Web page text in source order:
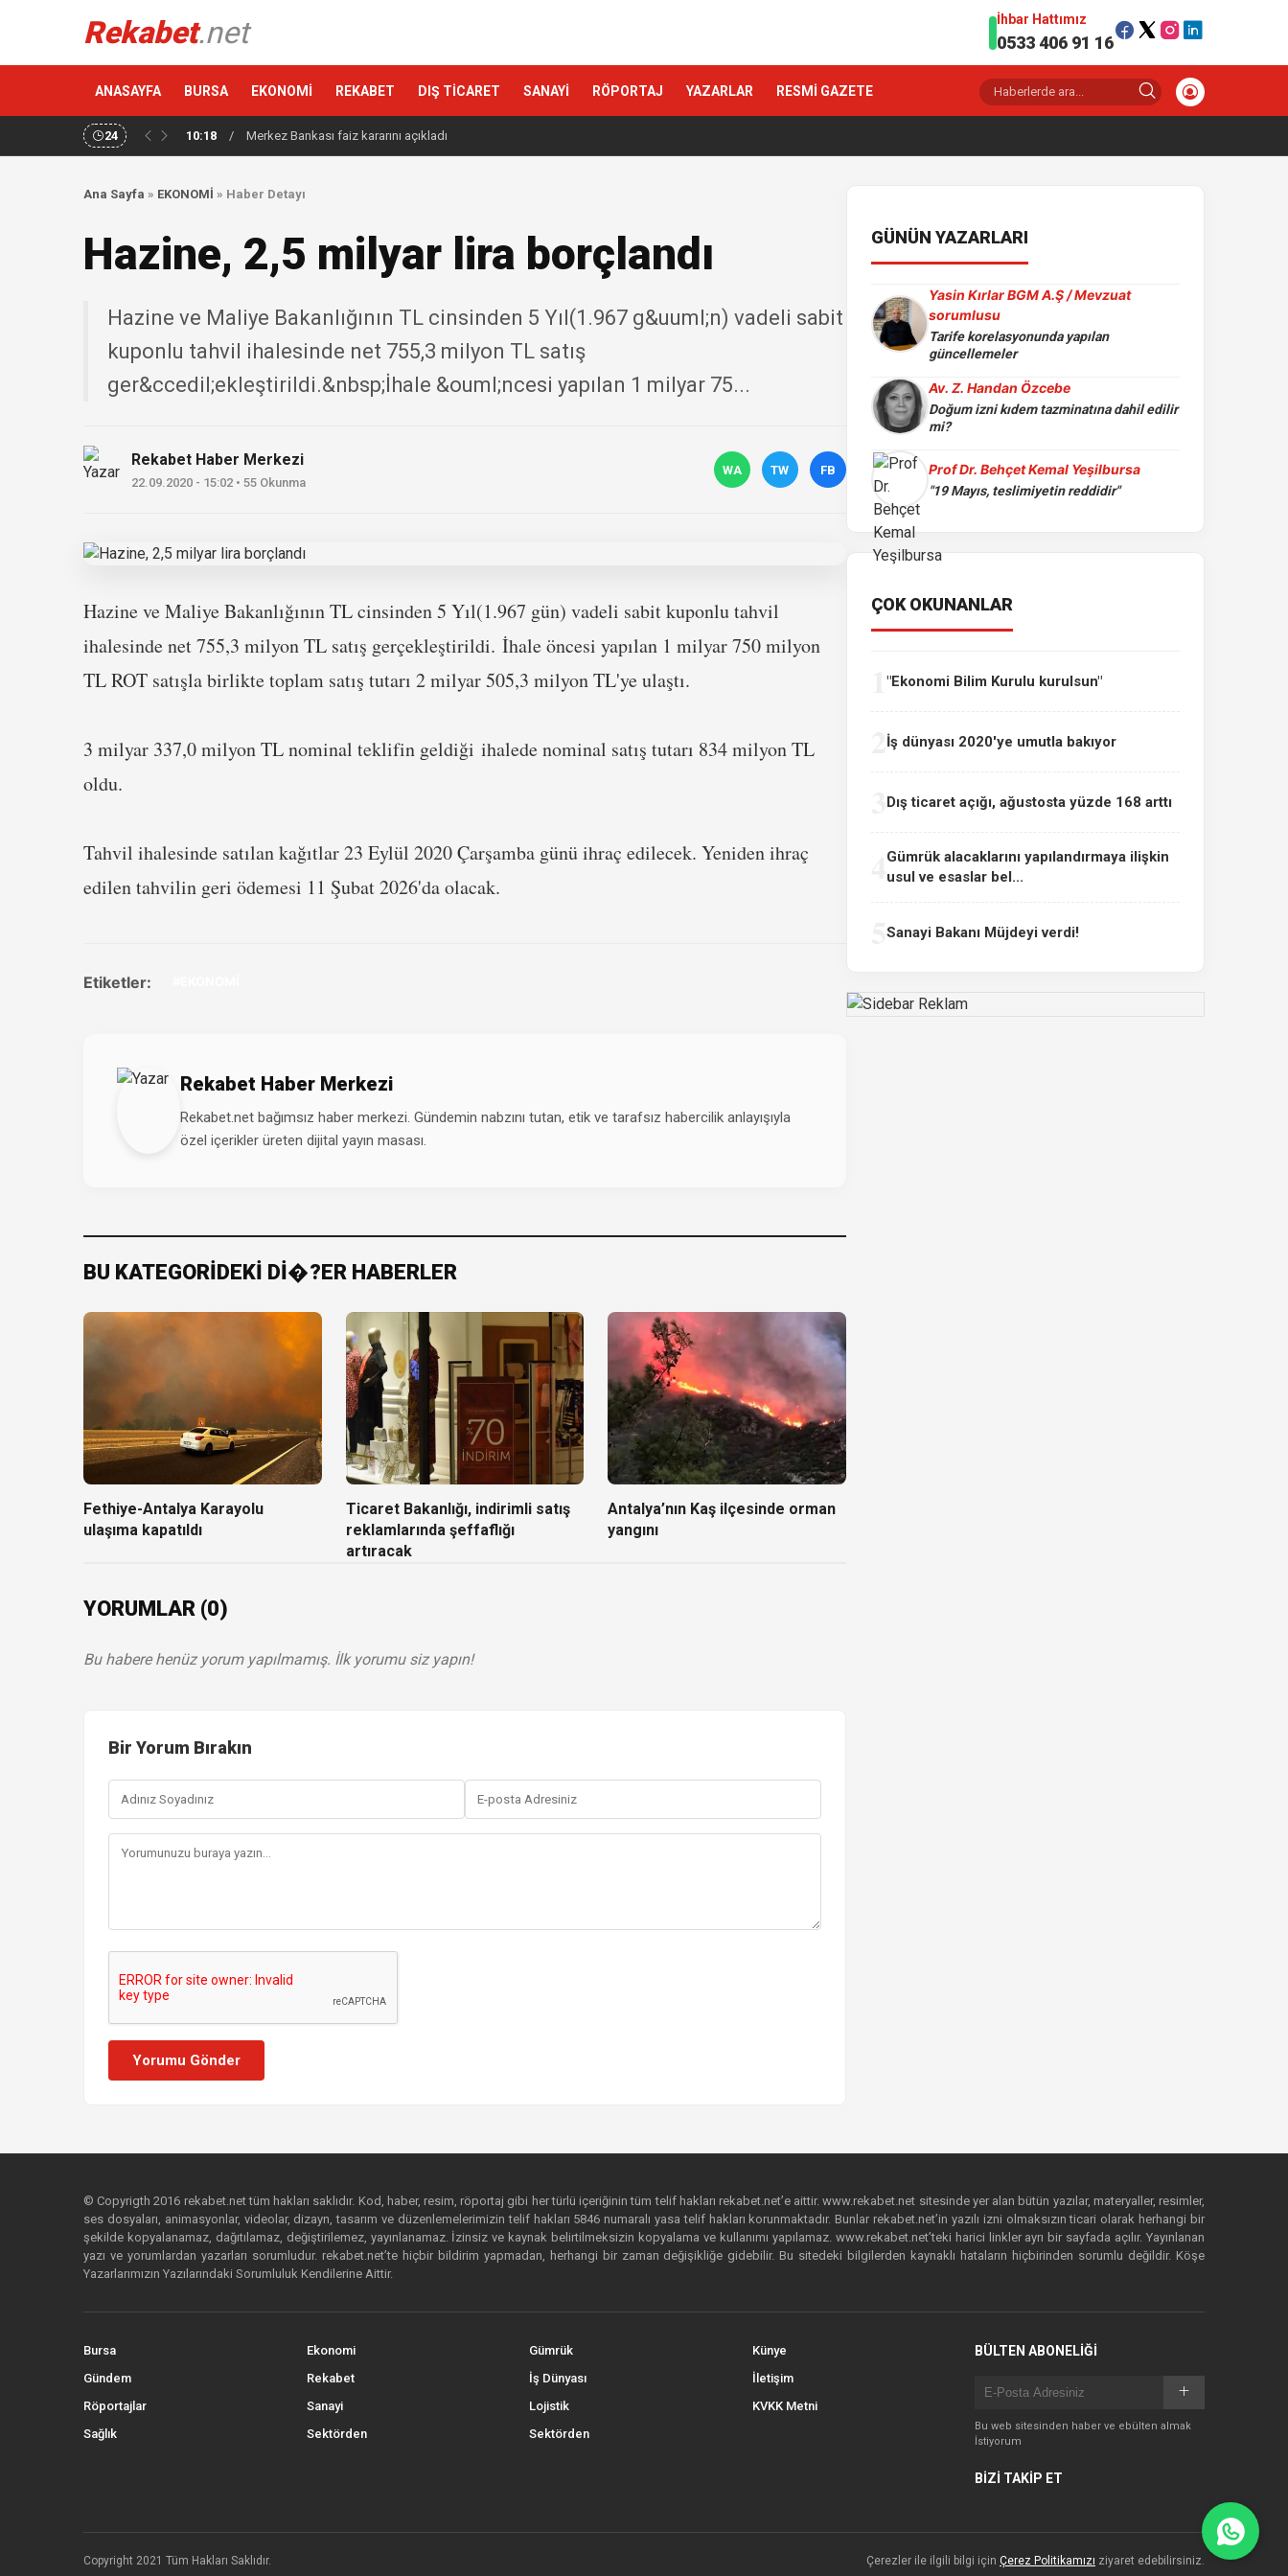
Rekabet.net İhbar Hattımız
0533 406 91 16
ANASAYFA BURSA EKONOMİ REKABET DIŞ TİCARET SANAYİ RÖPORTAJ YAZARLAR RESMİ GAZETE
24 10:18 / Merkez Bankası faiz kararını açıkladı
Ana Sayfa » EKONOMİ » Haber Detayı
Hazine, 2,5 milyar lira borçlandı
Hazine ve Maliye Bakanlığının TL cinsinden 5 Yıl(1.967 g&uuml;n) vadeli sabit
kuponlu tahvil ihalesinde net 755,3 milyon TL satış
ger&ccedil;ekleştirildi.&nbsp;İhale &ouml;ncesi yapılan 1 milyar 75...
Rekabet Haber Merkezi
22.09.2020 - 15:02 • 55 Okunma
WA TW FB
Hazine ve Maliye Bakanlığının TL cinsinden 5 Yıl(1.967 gün) vadeli sabit kuponlu tahvil
ihalesinde net 755,3 milyon TL satış gerçekleştirildi. İhale öncesi yapılan 1 milyar 750 milyon
TL ROT satışla birlikte toplam satış tutarı 2 milyar 505,3 milyon TL'ye ulaştı.
3 milyar 337,0 milyon TL nominal teklifin geldiği ihalede nominal satış tutarı 834 milyon TL
oldu.
Tahvil ihalesinde satılan kağıtlar 23 Eylül 2020 Çarşamba günü ihraç edilecek. Yeniden ihraç
edilen tahvilin geri ödemesi 11 Şubat 2026'da olacak.
Etiketler:
Rekabet Haber Merkezi
Rekabet.net bağımsız haber merkezi. Gündemin nabzını tutan, etik ve tarafsız habercilik anlayışıyla
özel içerikler üreten dijital yayın masası.
BU KATEGORİDEKİ Dİ�?ER HABERLER
Fethiye-Antalya Karayolu
ulaşıma kapatıldı
Ticaret Bakanlığı, indirimli satış
reklamlarında şeffaflığı
artıracak
Antalya’nın Kaş ilçesinde orman
yangını
YORUMLAR (0)
Bu habere henüz yorum yapılmamış. İlk yorumu siz yapın!
Bir Yorum Bırakın
Yorumu Gönder
GÜNÜN YAZARLARI
Yasin Kırlar BGM A.Ş / Mevzuat
sorumlusu
Tarife korelasyonunda yapılan
güncellemeler
Av. Z. Handan Özcebe
Doğum izni kıdem tazminatına dahil edilir
mi?
Prof Dr. Behçet Kemal Yeşilbursa
"19 Mayıs, teslimiyetin reddidir"
ÇOK OKUNANLAR
"Ekonomi Bilim Kurulu kurulsun"
İş dünyası 2020'ye umutla bakıyor
Dış ticaret açığı, ağustosta yüzde 168 arttı
Gümrük alacaklarını yapılandırmaya ilişkin
usul ve esaslar bel...
Sanayi Bakanı Müjdeyi verdi!
© Copyrigth 2016 rekabet.net tüm hakları saklıdır. Kod, haber, resim, röportaj gibi her türlü içeriğinin tüm telif hakları rekabet.net’e aittir. www.rekabet.net sitesinde yer alan bütün yazılar, materyaller, resimler,
ses dosyaları, animasyonlar, videolar, dizayn, tasarım ve düzenlemelerimizin telif hakları 5846 numaralı yasa telif hakları korunmaktadır. Bunlar rekabet.net’in yazılı izni olmaksızın ticari olarak herhangi bir
şekilde kopyalanamaz, dağıtılamaz, değiştirilemez, yayınlanamaz. İzinsiz ve kaynak belirtilmeksizin kopyalama ve kullanımı yapılamaz. www.rekabet.net’teki harici linkler ayrı bir sayfada açılır. Yayınlanan
yazı ve yorumlardan yazarları sorumludur. rekabet.net’te hiçbir bildirim yapmadan, herhangi bir zaman değişikliğe gidebilir. Bu sitedeki bilgilerden kaynaklı hataların hiçbirinden sorumlu değildir. Köşe
Yazarlarımızın Yazılarındaki Sorumluluk Kendilerine Aittir.
Bursa
Gündem
Röportajlar
Sağlık
Ekonomi
Rekabet
Sanayi
Sektörden
Gümrük
İş Dünyası
Lojistik
Sektörden
Künye
İletişim
KVKK Metni
BÜLTEN ABONELİĞİ
Bu web sitesinden haber ve ebülten almak
İstiyorum
BİZİ TAKİP ET
Copyright 2021 Tüm Hakları Saklıdır. Çerezler ile ilgili bilgi için Çerez Politikamızı ziyaret edebilirsiniz.